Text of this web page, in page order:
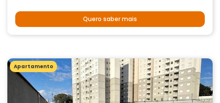
Quero saber mais
Apartamento